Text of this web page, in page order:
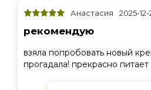
Анастасия 2025-12-
рекомендую
взяла попробовать новый
прогадала! прекрасно